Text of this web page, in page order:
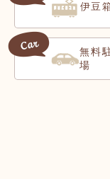
伊豆
無料
場